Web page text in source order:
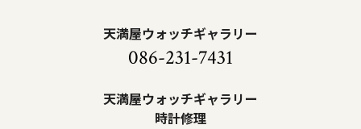
天満屋ウォッチギャラリー
086-231-7431
天満屋ウォッチギャラリー
時計修理